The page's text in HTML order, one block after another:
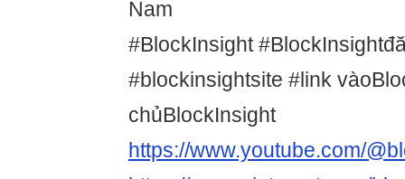
Nam
#BlockInsight
#blockinsightsite #link
chủBlockInsight
https://www.youtube.com/